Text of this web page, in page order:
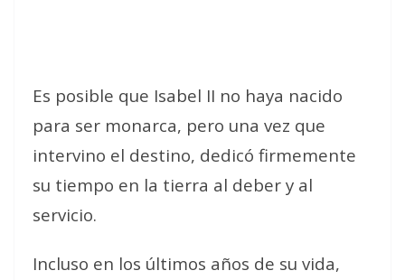
Es posible que Isabel II no haya nacido
para ser monarca, pero una vez que
intervino el destino, dedicó firmemente
su tiempo en la tierra al deber y al
servicio.
Incluso en los últimos años de su vida,